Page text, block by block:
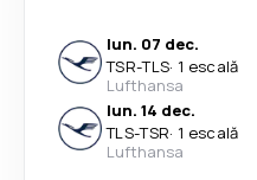
lun. 07 dec.
TSR-TLS· 1 escală
Lufthansa
lun. 14 dec.
TLS-TSR· 1 escală
Lufthansa